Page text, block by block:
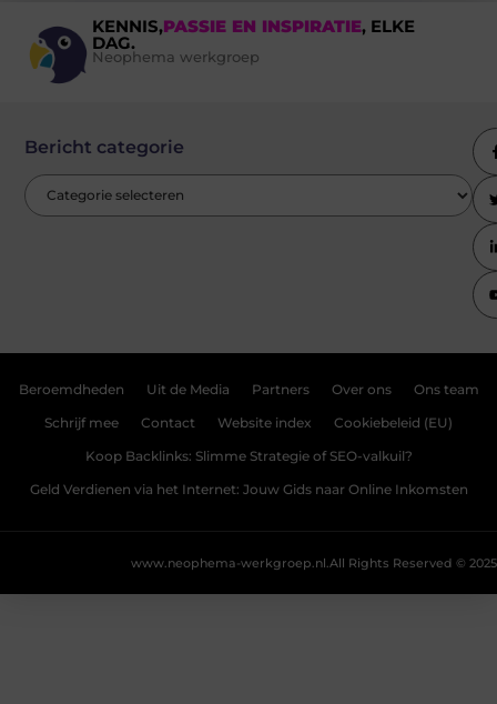
KENNIS,PASSIE EN INSPIRATIE, ELKE
DAG.
Neophema werkgroep
Bericht categorie
Beroemdheden Uit de Media Partners Over ons Ons team
Schrijf mee Contact Website index Cookiebeleid (EU)
Koop Backlinks: Slimme Strategie of SEO-valkuil?
Geld Verdienen via het Internet: Jouw Gids naar Online Inkomsten
All Rights Reserved © 2025
www.neophema-werkgroep.nl.